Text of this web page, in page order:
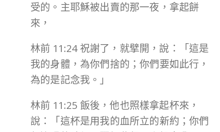
受的。主耶穌被出賣的那一夜，拿起餅
來，
林前 11:24 祝謝了，就擘開，說：「這是
我的身體，為你們捨的；你們要如此行，
為的是記念我。」
林前 11:25 飯後，他也照樣拿起杯來，
說：「這杯是用我的血所立的新約；你們